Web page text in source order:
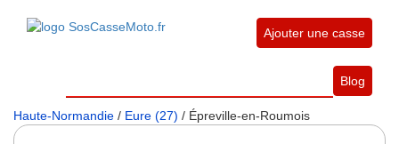
Ajouter une casse
Blog
Haute-Normandie / Eure (27) / Épreville-en-Roumois